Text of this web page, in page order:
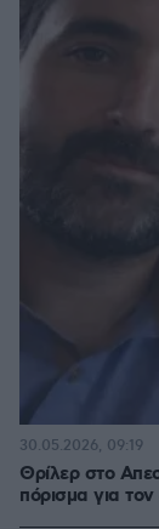
Θρίλερ στο
πόρισμα για
30.05.2026, 09:19